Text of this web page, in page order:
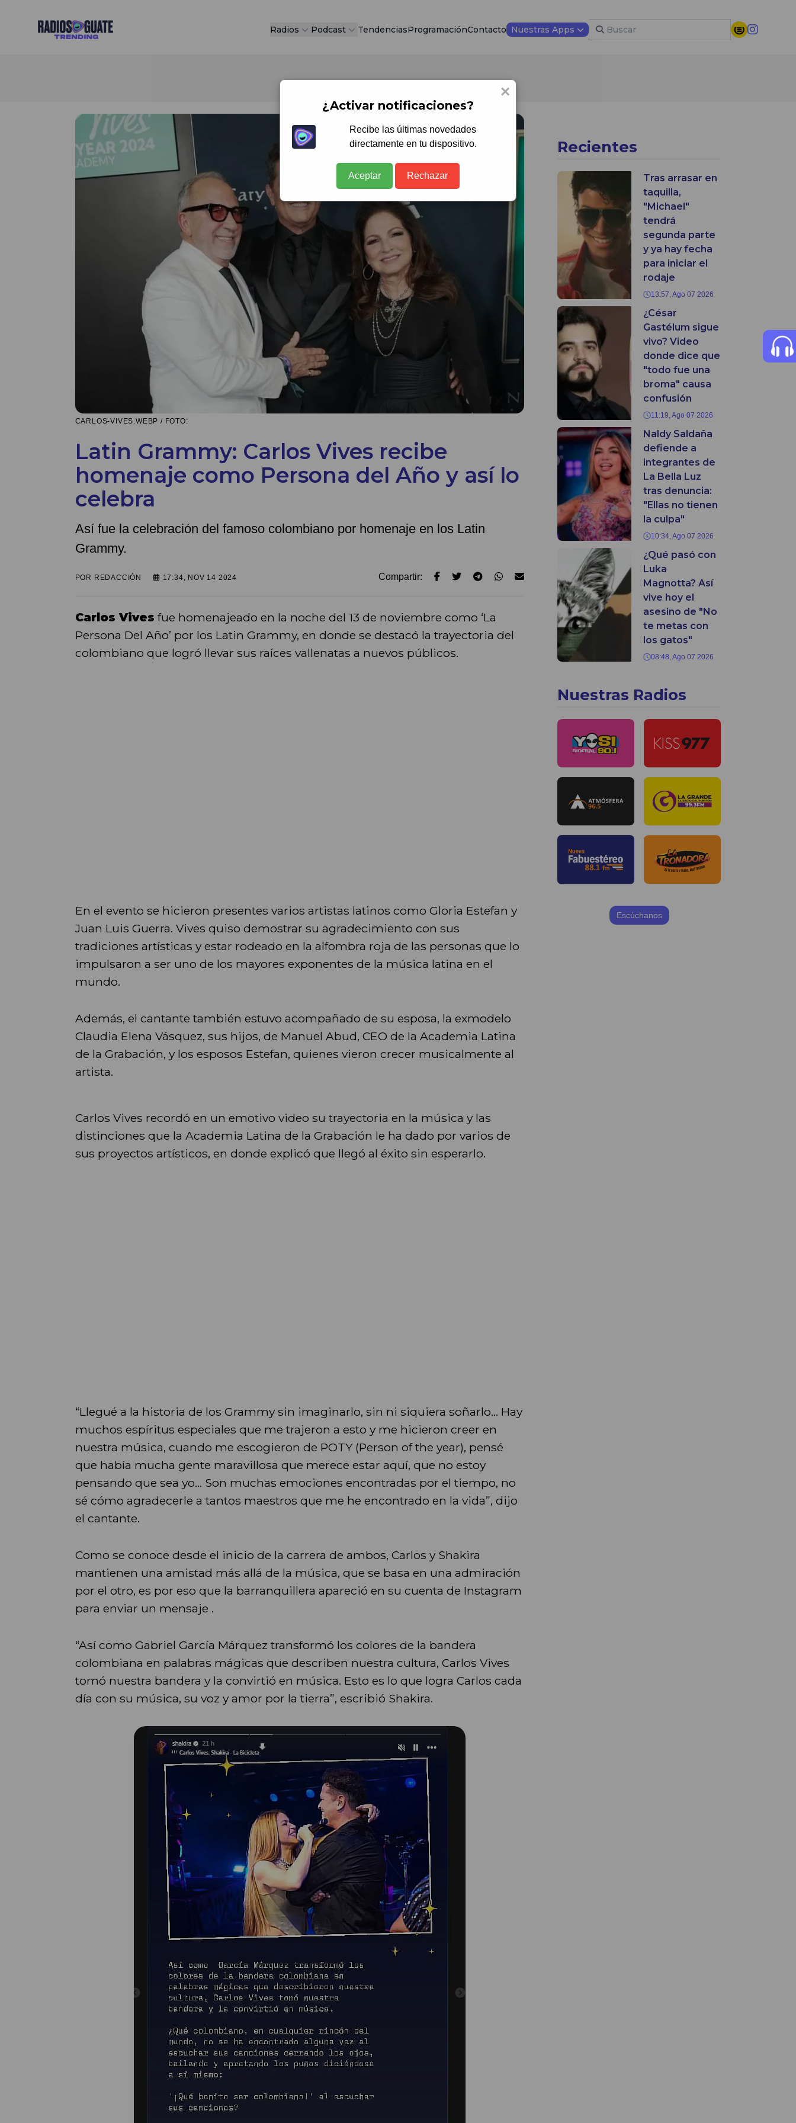
Radios Guate Radios Podcast TendenciasProgramaciónContacto Nuestras Apps
CARLOS-VIVES.WEBP / FOTO:
Latin Grammy: Carlos Vives recibe
homenaje como Persona del Año y así lo
celebra
Así fue la celebración del famoso colombiano por homenaje en los Latin
Grammy.
POR REDACCIÓN 17:34, NOV 14 2024 Compartir:
Carlos Vives fue homenajeado en la noche del 13 de noviembre como ‘La
Persona Del Año’ por los Latin Grammy, en donde se destacó la trayectoria del
colombiano que logró llevar sus raíces vallenatas a nuevos públicos.
En el evento se hicieron presentes varios artistas latinos como Gloria Estefan y
Juan Luis Guerra. Vives quiso demostrar su agradecimiento con sus
tradiciones artísticas y estar rodeado en la alfombra roja de las personas que lo
impulsaron a ser uno de los mayores exponentes de la música latina en el
mundo.
Además, el cantante también estuvo acompañado de su esposa, la exmodelo
Claudia Elena Vásquez, sus hijos, de Manuel Abud, CEO de la Academia Latina
de la Grabación, y los esposos Estefan, quienes vieron crecer musicalmente al
artista.
Carlos Vives recordó en un emotivo video su trayectoria en la música y las
distinciones que la Academia Latina de la Grabación le ha dado por varios de
sus proyectos artísticos, en donde explicó que llegó al éxito sin esperarlo.
“Llegué a la historia de los Grammy sin imaginarlo, sin ni siquiera soñarlo... Hay
muchos espíritus especiales que me trajeron a esto y me hicieron creer en
nuestra música, cuando me escogieron de POTY (Person of the year), pensé
que había mucha gente maravillosa que merece estar aquí, que no estoy
pensando que sea yo... Son muchas emociones encontradas por el tiempo, no
sé cómo agradecerle a tantos maestros que me he encontrado en la vida”, dijo
el cantante.
Como se conoce desde el inicio de la carrera de ambos, Carlos y Shakira
mantienen una amistad más allá de la música, que se basa en una admiración
por el otro, es por eso que la barranquillera apareció en su cuenta de Instagram
para enviar un mensaje .
“Así como Gabriel García Márquez transformó los colores de la bandera
colombiana en palabras mágicas que describen nuestra cultura, Carlos Vives
tomó nuestra bandera y la convirtió en música. Esto es lo que logra Carlos cada
día con su música, su voz y amor por la tierra”, escribió Shakira.
Recientes
Tras arrasar en
taquilla,
"Michael"
tendrá
segunda parte
y ya hay fecha
para iniciar el
rodaje
13:57, Ago 07 2026
¿César
Gastélum sigue
vivo? Video
donde dice que
"todo fue una
broma" causa
confusión
11:19, Ago 07 2026
Naldy Saldaña
defiende a
integrantes de
La Bella Luz
tras denuncia:
"Ellas no tienen
la culpa"
10:34, Ago 07 2026
¿Qué pasó con
Luka
Magnotta? Así
vive hoy el
asesino de "No
te metas con
los gatos"
08:48, Ago 07 2026
Nuestras Radios
Escúchanos
×
¿Activar notificaciones?
Recibe las últimas novedades
directamente en tu dispositivo.
Aceptar Rechazar